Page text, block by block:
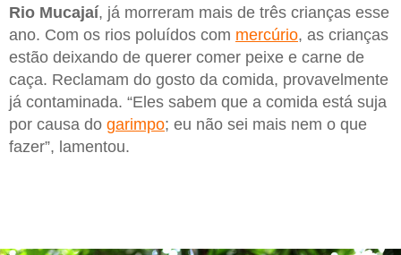
Rio Mucajaí, já morreram mais de três crianças esse
ano. Com os rios poluídos com mercúrio, as crianças
estão deixando de querer comer peixe e carne de
caça. Reclamam do gosto da comida, provavelmente
já contaminada. “Eles sabem que a comida está suja
por causa do garimpo; eu não sei mais nem o que
fazer”, lamentou.